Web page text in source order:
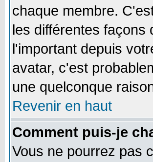
chaque membre.
les différentes façons
l'important depuis
avatar, c'est
une quelconque
Revenir en haut
Comment puis-je
Vous ne pourrez pas